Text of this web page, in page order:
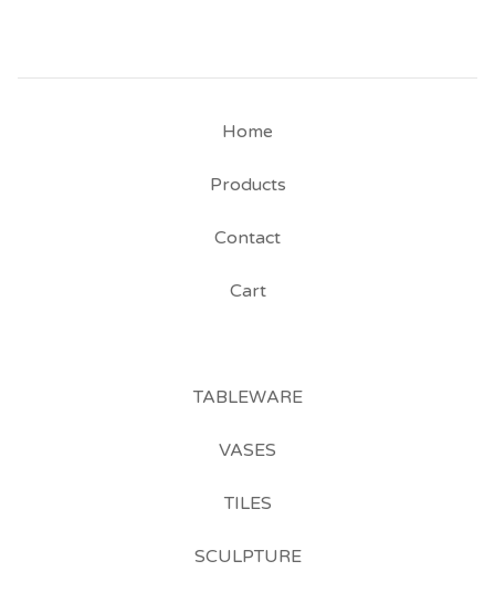
Home
Products
Contact
Cart
TABLEWARE
VASES
TILES
SCULPTURE